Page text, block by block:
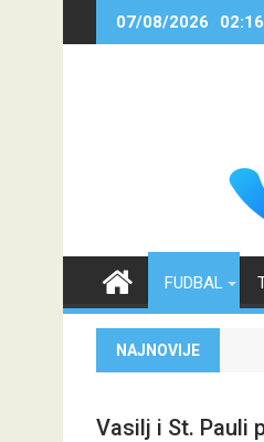
07/08/2026
FUDBAL
NAJNOVIJE
Vasilj i St. Pauli